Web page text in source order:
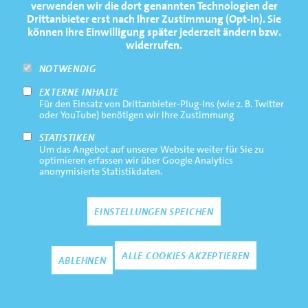
verwenden wir die dort genannten Technologien der
Drittanbieter erst nach Ihrer Zustimmung (Opt-In). Sie
können Ihre Einwilligung später jederzeit ändern bzw.
widerrufen.
NOTWENDIG
EXTERNE INHALTE
Für den Einsatz von Drittanbieter-Plug-Ins (wie z. B. Twitter
oder YouTube) benötigen wir Ihre Zustimmung
STATISTIKEN
Um das Angebot auf unserer Website weiter für Sie zu
optimieren erfassen wir über Google Analytics
anonymisierte Statistikdaten.
EINSTELLUNGEN SPEICHEN
ABLEHNEN ALLE COOKIES AKZEPTIEREN
PRESSE
FAQ
NEWSLETTER
Footernavigation
Bottom
Impressum
Datenschutz